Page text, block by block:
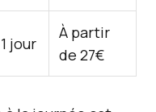
1 jour
À partir
de 27€